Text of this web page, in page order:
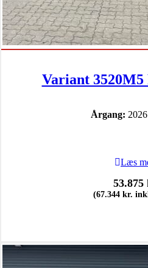
Variant
Årgang:
Læs
53.875
(67.344 kr.